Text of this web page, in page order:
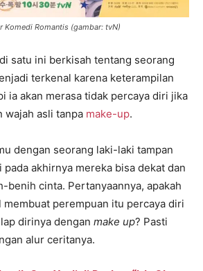
Komedi Romantis (gambar: tvN)
satu ini berkisah tentang seorang
terkenal karena keterampilan
ia akan merasa tidak percaya diri jika
wajah asli tanpa make-up.
dengan seorang laki-laki tampan
pada akhirnya mereka bisa dekat dan
benih cinta. Pertanyaannya, apakah
perempuan itu percaya diri
dirinya dengan make up? Pasti
alur ceritanya.